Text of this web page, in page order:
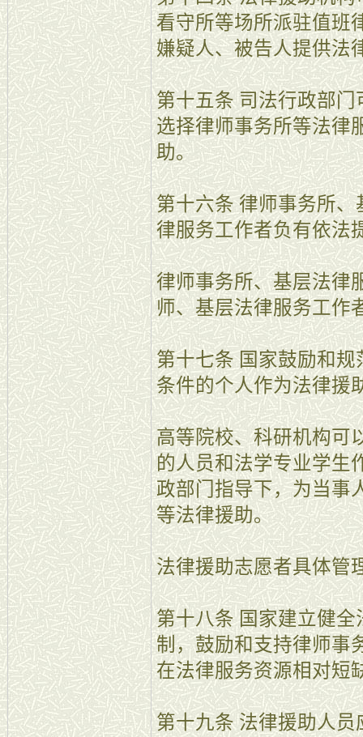
看守所等场所派驻值班
嫌疑人、被告人提供法
第十五条 司法行政部
选择律师事务所等法律
助。
第十六条 律师事务所
律服务工作者负有依法
律师事务所、基层法律
师、基层法律服务工作
第十七条 国家鼓励和
条件的个人作为法律援
高等院校、科研机构可
的人员和法学专业学生
政部门指导下，为当事
等法律援助。
法律援助志愿者具体管
第十八条 国家建立健
制，鼓励和支持律师事
在法律服务资源相对短
第十九条 法律援助人